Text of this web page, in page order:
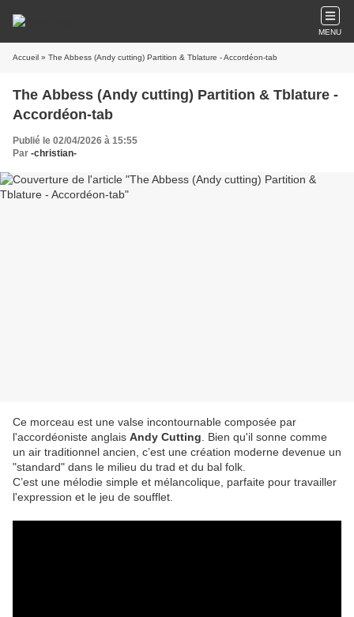
MENU
Accueil » The Abbess (Andy cutting) Partition & Tblature - Accordéon-tab
The Abbess (Andy cutting) Partition & Tblature -
Accordéon-tab
Publié le 02/04/2026 à 15:55
Par -christian-
Ce morceau est une valse incontournable composée par
l'accordéoniste anglais Andy Cutting . Bien qu'il sonne comme
un air traditionnel ancien, c’est une création moderne devenue un
"standard" dans le milieu du trad et du bal folk.
C’est une mélodie simple et mélancolique, parfaite pour travailler
l'expression et le jeu de soufflet.